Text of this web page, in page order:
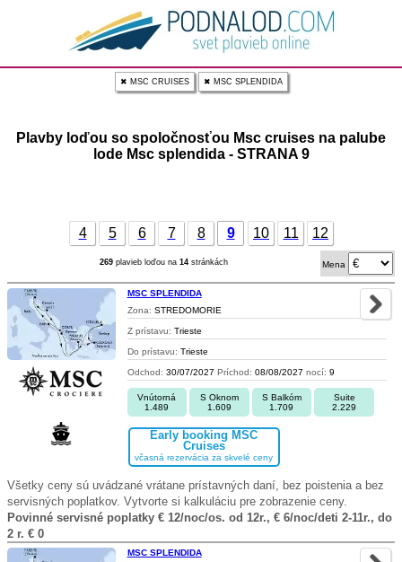
✖ MSC CRUISES ✖ MSC SPLENDIDA
Plavby loďou so spoločnosťou Msc cruises na palube
lode Msc splendida - STRANA 9
4 5 6 7 8 9 10 11 12
269 plavieb loďou na 14 stránkách Mena
MSC SPLENDIDA
Zona: STREDOMORIE
Z prístavu: Trieste
Do prístavu: Trieste
Odchod: 30/07/2027 Príchod: 08/08/2027 nocí: 9
Vnútorná
1.489
S Oknom
1.609
S Balkóm
1.709
Suite
2.229
Early booking MSC
Cruises
včasná rezervácia za skvelé ceny
Všetky ceny sú uvádzané vrátane prístavných daní, bez poistenia a bez
servisných poplatkov. Vytvorte si kalkuláciu pre zobrazenie ceny.
Povinné servisné poplatky € 12/noc/os. od 12r., € 6/noc/deti 2-11r., do
2 r. € 0
MSC SPLENDIDA